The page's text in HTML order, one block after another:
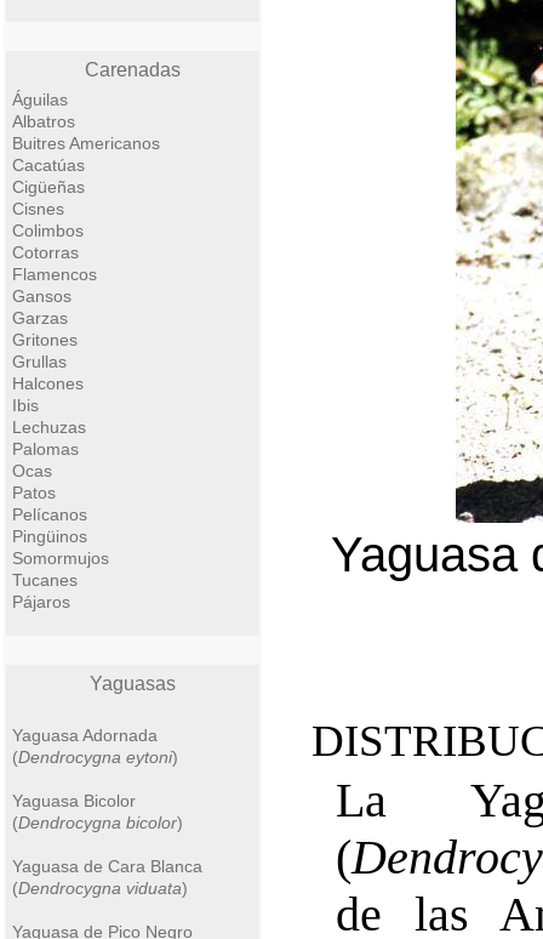
Carenadas
Águilas
Albatros
Buitres Americanos
Cacatúas
Cigüeñas
Cisnes
Colimbos
Cotorras
Flamencos
Gansos
Garzas
Gritones
Grullas
Halcones
Ibis
Lechuzas
Palomas
Ocas
Patos
Pelícanos
Pingüinos
Somormujos
Tucanes
Pájaros
Yaguasas
Yaguasa Adornada
(Dendrocygna eytoni)
Yaguasa Bicolor
(Dendrocygna bicolor)
Yaguasa de Cara Blanca
(Dendrocygna viduata)
Yaguasa de Pico Negro
Yaguasa
La
(
de las